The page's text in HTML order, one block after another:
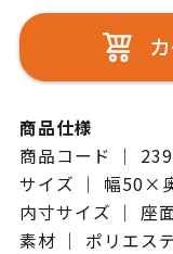
商品仕様
商品コード ｜
サイズ ｜ 幅50×
内寸サイズ ｜ 座
素材 ｜ ポリエス